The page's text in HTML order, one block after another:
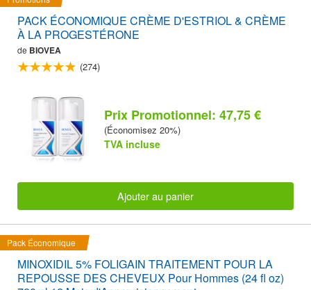
PACK ÉCONOMIQUE CRÈME D'ESTRIOL & CRÈME
À LA PROGESTÉRONE
de BIOVEA
(274)
Prix Promotionnel: 47,75 €
(Économisez 20%)
TVA incluse
Ajouter au panier
Pack Économique
MINOXIDIL 5% FOLIGAIN TRAITEMENT POUR LA
REPOUSSE DES CHEVEUX Pour Hommes (24 fl oz)